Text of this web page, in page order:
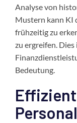
Analyse von
Mustern kann KI
frühzeitig zu
zu ergreifen.
Bedeutung.